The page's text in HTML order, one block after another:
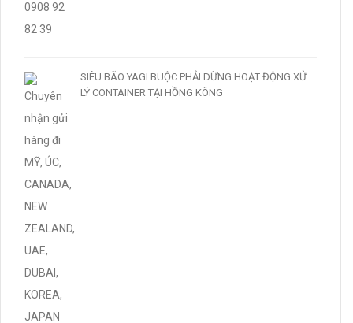
SIÊU BÃO YAGI BUỘC PHẢI DỪNG HOẠT ĐỘNG XỬ
LÝ CONTAINER TẠI HỒNG KÔNG